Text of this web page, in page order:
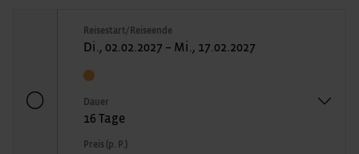
Reisestart/Reiseende
Di., 02.02.2027 – Mi., 17.02.2027
Dauer
16 Tage
Preis (p. P.)